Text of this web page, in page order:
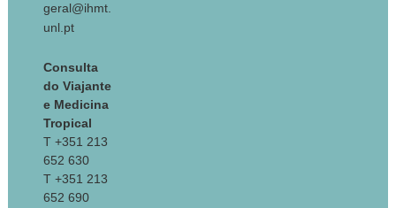
geral@ihmt.
unl.pt
Consulta
do Viajante
e Medicina
Tropical
T +351 213
652 630
T +351 213
652 690